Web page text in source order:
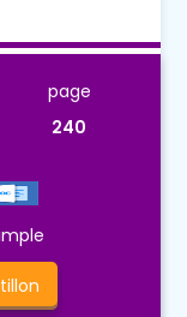
page
240